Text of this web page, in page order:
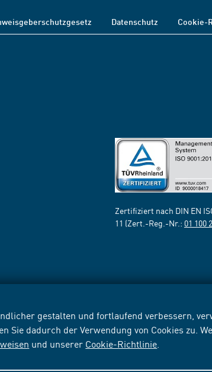
gestalten und fortlaufend verbessern,
Sie dadurch der Verwendung von Cookies zu.
und unserer Cookie-Richtlinie
Datenschutz Cookie-
Zertifiziert nach DIN EN
11 (Zert.-Reg.-Nr.: 01 100